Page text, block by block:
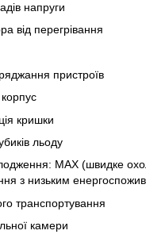
напруги
від перегрівання
пристроїв
кришки
льоду
MAX (швидке
з низьким
транспортування
камери